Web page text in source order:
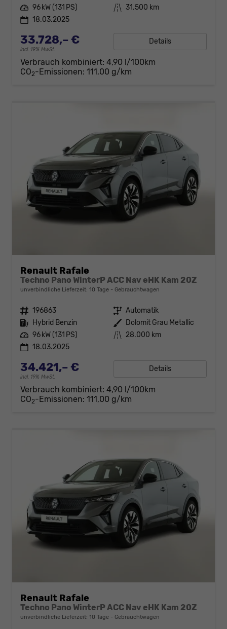
Leistung 96 kW (131 PS) Kilometerstand 31.500 km
18.03.2025
33.728,– €
incl. 19% MwSt.
Details
Verbrauch kombiniert: 4,90 l/100km
CO2-Emissionen: 111,00 g/km
Renault Rafale
Techno Pano WinterP ACC Nav eHK Kam 20Z
unverbindliche Lieferzeit: 10 Tage Gebrauchtwagen
Fahrzeugnr. 196863 Getriebe Automatik
Kraftstoff Hybrid Benzin Außenfarbe Dolomit Grau Metallic
Leistung 96 kW (131 PS) Kilometerstand 28.000 km
18.03.2025
34.421,– €
incl. 19% MwSt.
Details
Verbrauch kombiniert: 4,90 l/100km
CO2-Emissionen: 111,00 g/km
Renault Rafale
Techno Pano WinterP ACC Nav eHK Kam 20Z
unverbindliche Lieferzeit: 10 Tage Gebrauchtwagen